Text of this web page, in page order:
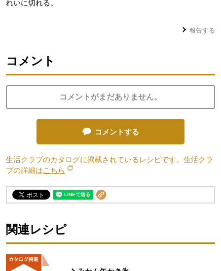
れいに切れる。
報告する
コメント
コメントがまだありません。
コメントする
生活クラブのカタログに掲載されているレシピです。生活クラ
ブの詳細はこちら 別のウィンドウで開きます。
関連レシピ